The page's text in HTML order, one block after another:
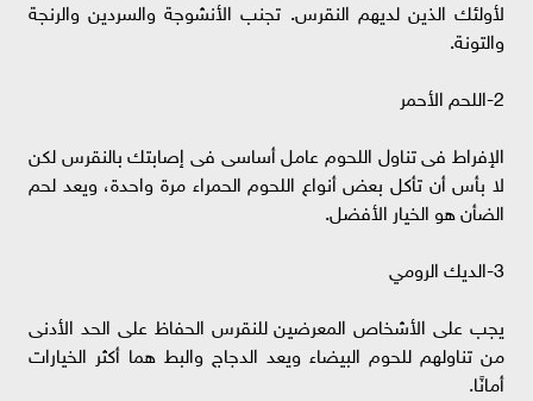
لأولئك الذين لديهم النقرس. تجنب الأنشوجة والسردين والرنجة
والتونة.
2-اللحم الأحمر
الإفراط فى تناول اللحوم عامل أساسى فى إصابتك بالنقرس لكن
لا بأس أن تأكل بعض أنواع اللحوم الحمراء مرة واحدة، ويعد لحم
الضأن هو الخيار الأفضل.
3-الديك الرومي
يجب على الأشخاص المعرضين للنقرس الحفاظ على الحد الأدنى
من تناولهم للحوم البيضاء ويعد الدجاج والبط هما أكثر الخيارات
أمانًا.